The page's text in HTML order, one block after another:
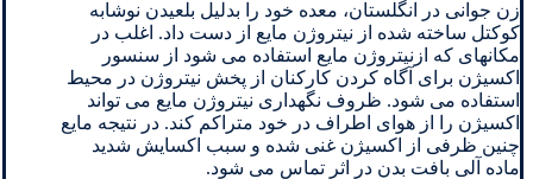
زن جوانی در انگلستان، معده خود را بدلیل بلعیدن نوشابه
کوکتل ساخته شده از نیتروژن مایع از دست داد. اغلب در
مکانهای که ازنیتروژن مایع استفاده می شود از سنسور
اکسیژن برای آگاه کردن کارکنان از پخش نیتروژن در محیط
استفاده می شود. ظروف نگهداری نیتروژن مایع می تواند
اکسیژن را از هوای اطراف در خود متراکم کند. در نتیجه مایع
چنین ظرفی از اکسیژن غنی شده و سبب اکسایش شدید
ماده آلی بافت بدن در اثر تماس می شود.